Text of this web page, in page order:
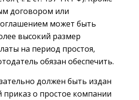
договором или
может быть
высокий размер
на период простоя,
обязан обеспечить.
должен быть издан
о простое компании